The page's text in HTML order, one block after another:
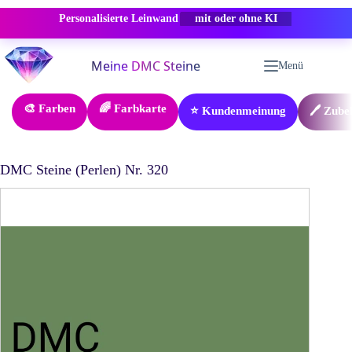
Personalisierte Leinwand -50% RABATT
Zum
Inhalt
springen
Menü
🎨 Farben 🌈 Farbkarte ⭐ Kundenmeinung 🖊️
DMC Steine (Perlen) Nr. 320